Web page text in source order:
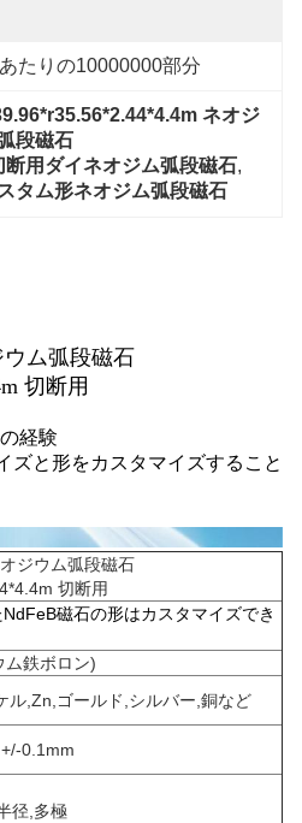
たりの10000000部分
ネオジ
段磁石
断用ダイネオジム弧段磁石,
タム形ネオジム弧段磁石
ム弧段磁石
切断用
経験
ズと形をカスタマイズすること
ジウム弧段磁石
切断用
磁石の形はカスタマイズでき
ム鉄ボロン)
ル,Zn,ゴールド,シルバー,銅など
0.1mm
径,多極